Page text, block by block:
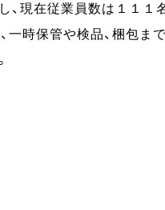
、現在従業員数は１１１
一時保管や検品、梱包ま